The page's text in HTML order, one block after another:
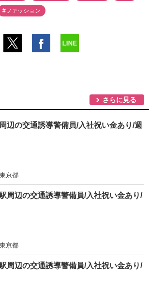
#ファッション
さらに見る
辺の交通誘導警備員/入社祝い金あり/週
京都
周辺の交通誘導警備員/入社祝い金あり/
京都
周辺の交通誘導警備員/入社祝い金あり/